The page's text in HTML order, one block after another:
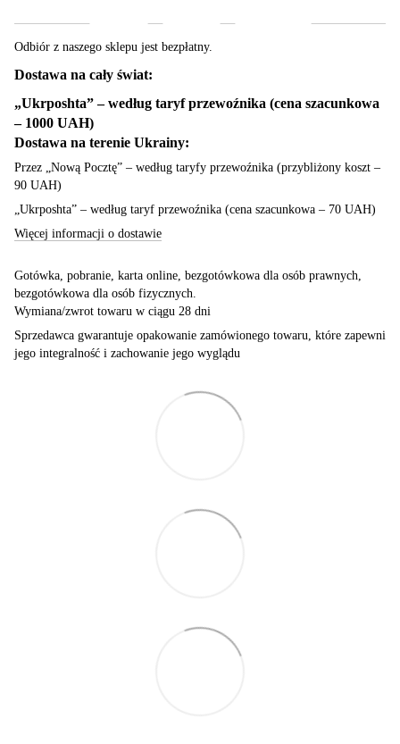
Odbiór z naszego sklepu jest bezpłatny.
Dostawa na cały świat:
„Ukrposhta” – według taryf przewoźnika (cena szacunkowa
– 1000 UAH)
Dostawa na terenie Ukrainy:
Przez „Nową Pocztę” – według taryfy przewoźnika (przybliżony koszt –
90 UAH)
„Ukrposhta” – według taryf przewoźnika (cena szacunkowa – 70 UAH)
Więcej informacji o dostawie
Gotówka, pobranie, karta online, bezgotówkowa dla osób prawnych,
bezgotówkowa dla osób fizycznych.
Wymiana/zwrot towaru w ciągu 28 dni
Sprzedawca gwarantuje opakowanie zamówionego towaru, które zapewni
jego integralność i zachowanie jego wyglądu